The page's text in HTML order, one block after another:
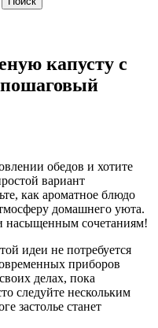
капусту с
обедов и хотите
вариант
как ароматное блюдо
домашнего уюта.
насыщенным сочетаниям!
идеи не потребуется
приборов
делах, пока
следуйте нескольким
застолье станет